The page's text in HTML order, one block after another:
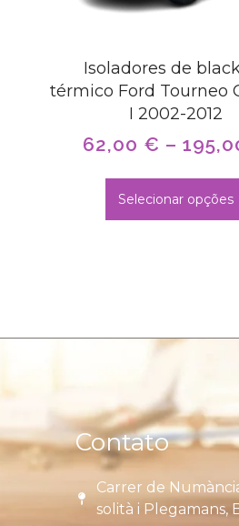
Isoladores de
térmico Ford Tourneo
I 2002-2012
62,00 € –
Selecionar opções
Contato
Carrer de
solità i Plegamans,